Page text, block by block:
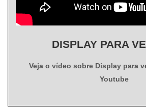
DISPLAY PARA
Veja o vídeo sobre Display para
Youtube